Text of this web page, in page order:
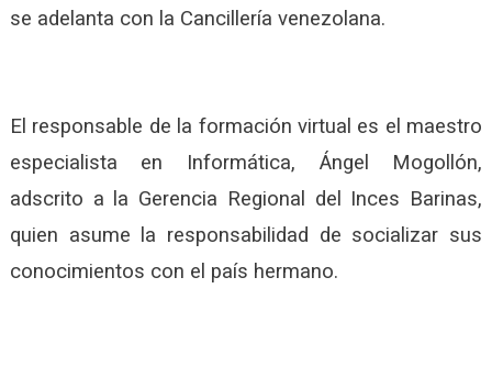
se adelanta con la Cancillería venezolana.
El responsable de la formación virtual es el maestro
especialista en Informática, Ángel Mogollón,
adscrito a la Gerencia Regional del Inces Barinas,
quien asume la responsabilidad de socializar sus
conocimientos con el país hermano.